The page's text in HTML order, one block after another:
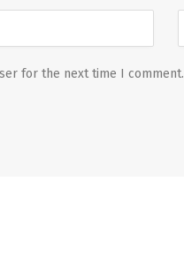
for the next time I comment.